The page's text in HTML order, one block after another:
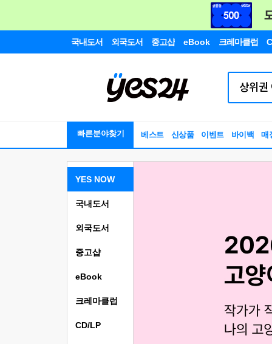
국내도서 외국도서 중고샵 eBook 크레마클럽
빠른분야찾기 베스트 신상품 이벤트 바이백 매
YES NOW
국내도서
외국도서
중고샵
eBook
크레마클럽
CD/LP